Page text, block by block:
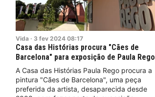
Vida · 3 fev 2024 08:17
Casa das Histórias procura "Cães de
Barcelona" para exposição de Paula Rego
A Casa das Histórias Paula Rego procura a
pintura "Cães de Barcelona", uma peça
preferida da artista, desaparecida desde